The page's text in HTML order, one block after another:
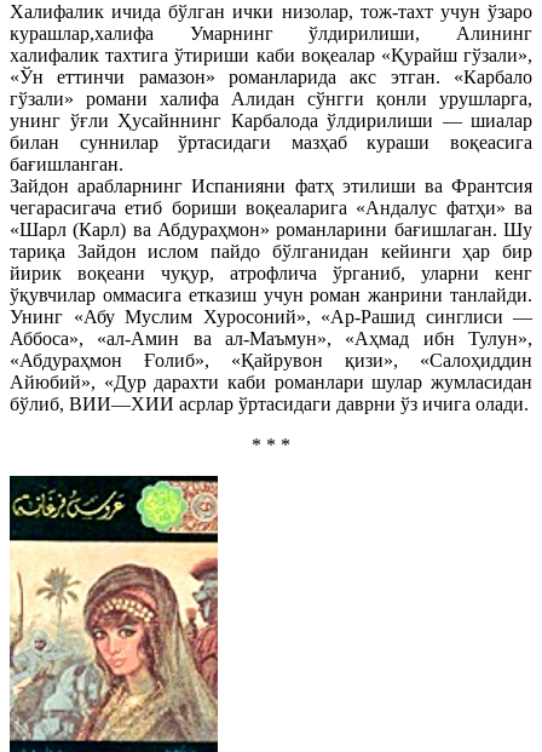
Халифалик ичида бўлган ички низолар, тож-тахт учун ўзаро
курашлар,халифа Умарнинг ўлдирилиши, Алининг
халифалик тахтига ўтириши каби воқеалар «Қурайш гўзали»,
«Ўн еттинчи рамазон» романларида акс этган. «Карбало
гўзали» романи халифа Алидан сўнгги қонли урушларга,
унинг ўғли Ҳусайннинг Карбалода ўлдирилиши — шиалар
билан суннилар ўртасидаги мазҳаб кураши воқеасига
бағишланган.
Зайдон арабларнинг Испанияни фатҳ этилиши ва Франтсия
чегарасигача етиб бориши воқеаларига «Андалус фатҳи» ва
«Шарл (Карл) ва Абдураҳмон» романларини бағишлаган. Шу
тариқа Зайдон ислом пайдо бўлганидан кейинги ҳар бир
йирик воқеани чуқур, атрофлича ўрганиб, уларни кенг
ўқувчилар оммасига етказиш учун роман жанрини танлайди.
Унинг «Абу Муслим Хуросоний», «Ар-Рашид синглиси —
Аббоса», «ал-Амин ва ал-Маъмун», «Аҳмад ибн Тулун»,
«Абдураҳмон Ғолиб», «Қайрувон қизи», «Салоҳиддин
Айюбий», «Дур дарахти каби романлари шулар жумласидан
бўлиб, ВИИ—ХИИ асрлар ўртасидаги даврни ўз ичига олади.
* * *